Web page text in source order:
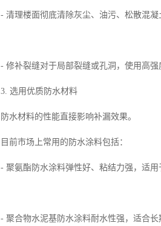
- 清理楼面彻底清除灰尘、油污、松散混凝
- 修补裂缝对于局部裂缝或孔洞，使用高
3. 选用优质防水材料
防水材料的性能直接影响补漏效果。
目前市场上常用的防水涂料包括：
- 聚氨酯防水涂料弹性好、粘结力强，适用
- 聚合物水泥基防水涂料耐水性强，适合长